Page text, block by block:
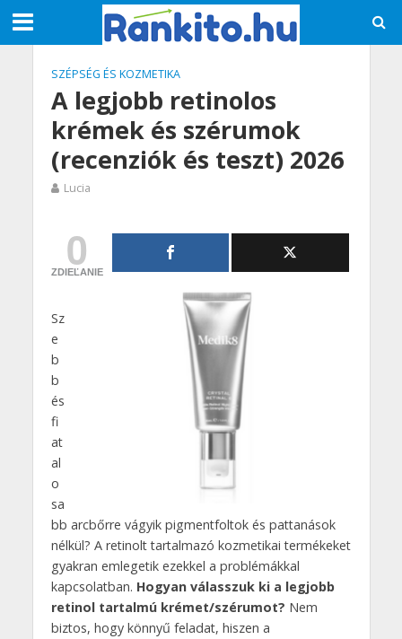
SZÉPSÉG ÉS KOZMETIKA
A legjobb retinolos
krémek és szérumok
(recenziók és teszt) 2026
Lucia
0
ZDIEĽANIE
Sz
e
b
b
és
fi
at
al
o
sa
bb arcbőrre vágyik pigmentfoltok és pattanások
nélkül? A retinolt tartalmazó kozmetikai termékeket
gyakran emlegetik ezekkel a problémákkal
kapcsolatban. Hogyan válasszuk ki a legjobb
retinol tartalmú krémet/szérumot? Nem
biztos, hogy könnyű feladat, hiszen a